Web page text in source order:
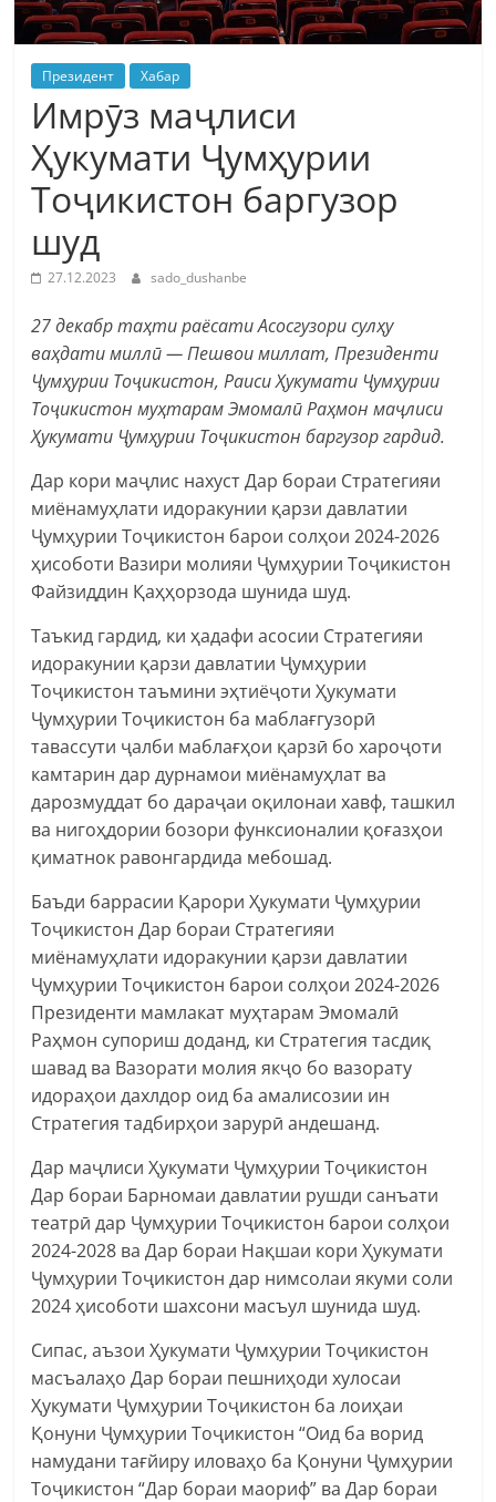
Президент Хабар
Имрӯз маҷлиси
Ҳукумати Ҷумҳурии
Тоҷикистон баргузор
шуд
27.12.2023 sado_dushanbe
27 декабр таҳти раёсати Асосгузори сулҳу
ваҳдати миллӣ — Пешвои миллат, Президенти
Ҷумҳурии Тоҷикистон, Раиси Ҳукумати Ҷумҳурии
Тоҷикистон муҳтарам Эмомалӣ Раҳмон маҷлиси
Ҳукумати Ҷумҳурии Тоҷикистон баргузор гардид.
Дар кори маҷлис нахуст Дар бораи Стратегияи
миёнамуҳлати идоракунии қарзи давлатии
Ҷумҳурии Тоҷикистон барои солҳои 2024-2026
ҳисоботи Вазири молияи Ҷумҳурии Тоҷикистон
Файзиддин Қаҳҳорзода шунида шуд.
Таъкид гардид, ки ҳадафи асосии Стратегияи
идоракунии қарзи давлатии Ҷумҳурии
Тоҷикистон таъмини эҳтиёҷоти Ҳукумати
Ҷумҳурии Тоҷикистон ба маблағгузорӣ
тавассути ҷалби маблағҳои қарзӣ бо хароҷоти
камтарин дар дурнамои миёнамуҳлат ва
дарозмуддат бо дараҷаи оқилонаи хавф, ташкил
ва нигоҳдории бозори функсионалии қоғазҳои
қиматнок равонгардида мебошад.
Баъди баррасии Қарори Ҳукумати Ҷумҳурии
Тоҷикистон Дар бораи Стратегияи
миёнамуҳлати идоракунии қарзи давлатии
Ҷумҳурии Тоҷикистон барои солҳои 2024-2026
Президенти мамлакат муҳтарам Эмомалӣ
Раҳмон супориш доданд, ки Стратегия тасдиқ
шавад ва Вазорати молия якҷо бо вазорату
идораҳои дахлдор оид ба амалисозии ин
Стратегия тадбирҳои зарурӣ андешанд.
Дар маҷлиси Ҳукумати Ҷумҳурии Тоҷикистон
Дар бораи Барномаи давлатии рушди санъати
театрӣ дар Ҷумҳурии Тоҷикистон барои солҳои
2024-2028 ва Дар бораи Нақшаи кори Ҳукумати
Ҷумҳурии Тоҷикистон дар нимсолаи якуми соли
2024 ҳисоботи шахсони масъул шунида шуд.
Сипас, аъзои Ҳукумати Ҷумҳурии Тоҷикистон
масъалаҳо Дар бораи пешниҳоди хулосаи
Ҳукумати Ҷумҳурии Тоҷикистон ба лоиҳаи
Қонуни Ҷумҳурии Тоҷикистон “Оид ба ворид
намудани тағйиру иловаҳо ба Қонуни Ҷумҳурии
Тоҷикистон “Дар бораи маориф” ва Дар бораи